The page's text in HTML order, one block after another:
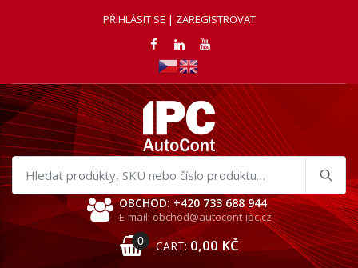
PŘIHLÁSIT SE | ZAREGISTROVAT
Hledat
produkty
OBCHOD: +420 733 688 944
E-mail: obchod@autocont-ipc.cz
0 CART: 0,00 KČ